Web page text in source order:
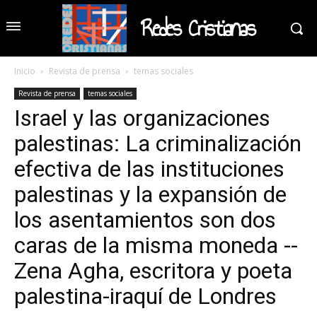
Redes Cristianas
Inicio Revista de prensa temas sociales
Revista de prensa temas sociales
Israel y las organizaciones
palestinas: La criminalización
efectiva de las instituciones
palestinas y la expansión de
los asentamientos son dos
caras de la misma moneda --
Zena Agha, escritora y poeta
palestina-iraquí de Londres